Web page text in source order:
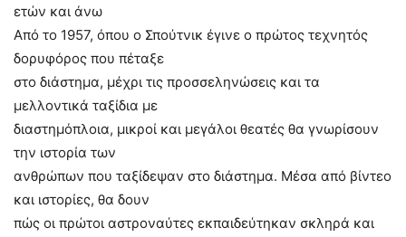
ετών και άνω
Από το 1957, όπου ο Σπούτνικ έγινε ο πρώτος τεχνητός
δορυφόρος που πέταξε
στο διάστημα, μέχρι τις προσσεληνώσεις και τα
μελλοντικά ταξίδια με
διαστημόπλοια, μικροί και μεγάλοι θεατές θα γνωρίσουν
την ιστορία των
ανθρώπων που ταξίδεψαν στο διάστημα. Μέσα από βίντεο
και ιστορίες, θα δουν
πώς οι πρώτοι αστροναύτες εκπαιδεύτηκαν σκληρά και